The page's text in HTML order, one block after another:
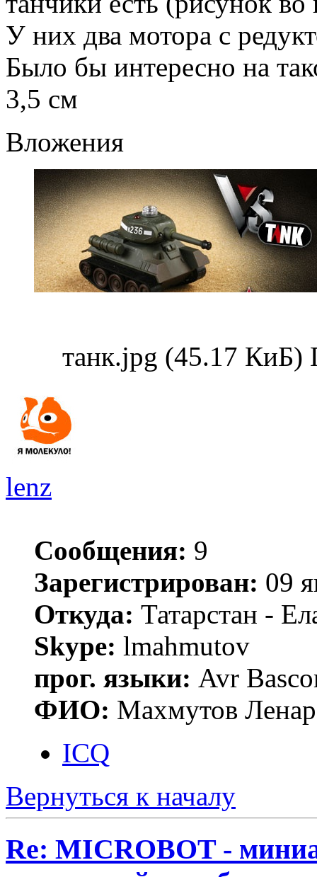
У них два мотора с
Было бы интересно на
3,5 см
Вложения
танк.jpg (45.17 КиБ)
lenz
Сообщения: 9
Зарегистрирован: 09
Откуда: Татарстан -
Skype: lmahmutov
прог. языки: Avr
ФИО: Махмутов Ленар
ICQ
Вернуться к началу
Re: MICROBOT -